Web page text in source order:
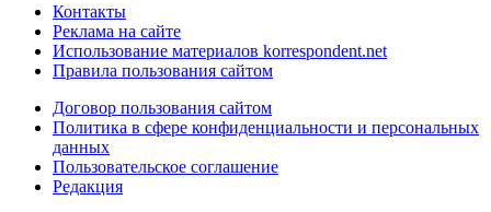
Контакты
Реклама на сайте
Использование материалов korrespondent.net
Правила пользования сайтом
Договор пользования сайтом
Политика в сфере конфиденциальности и персональных
данных
Пользовательское соглашение
Редакция